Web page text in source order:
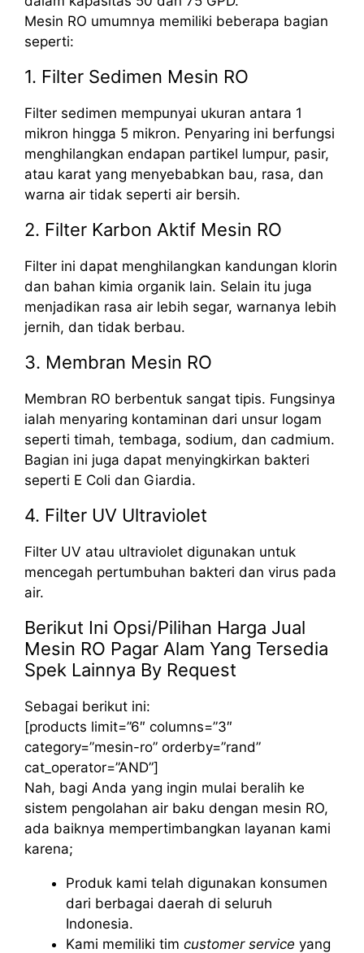
Mesin RO umumnya memiliki beberapa bagian
seperti:
1. Filter Sedimen Mesin RO
Filter sedimen mempunyai ukuran antara 1
mikron hingga 5 mikron. Penyaring ini berfungsi
menghilangkan endapan partikel lumpur, pasir,
atau karat yang menyebabkan bau, rasa, dan
warna air tidak seperti air bersih.
2. Filter Karbon Aktif Mesin RO
Filter ini dapat menghilangkan kandungan klorin
dan bahan kimia organik lain. Selain itu juga
menjadikan rasa air lebih segar, warnanya lebih
jernih, dan tidak berbau.
3. Membran Mesin RO
Membran RO berbentuk sangat tipis. Fungsinya
ialah menyaring kontaminan dari unsur logam
seperti timah, tembaga, sodium, dan cadmium.
Bagian ini juga dapat menyingkirkan bakteri
seperti E Coli dan Giardia.
4. Filter UV Ultraviolet
Filter UV atau ultraviolet digunakan untuk
mencegah pertumbuhan bakteri dan virus pada
air.
Berikut Ini Opsi/Pilihan Harga Jual
Mesin RO Pagar Alam Yang Tersedia
Spek Lainnya By Request
Sebagai berikut ini:
[products limit=”6″ columns=”3″
category=”mesin-ro” orderby=”rand”
cat_operator=”AND”]
Nah, bagi Anda yang ingin mulai beralih ke
sistem pengolahan air baku dengan mesin RO,
ada baiknya mempertimbangkan layanan kami
karena;
Produk kami telah digunakan konsumen
dari berbagai daerah di seluruh
Indonesia.
Kami memiliki tim customer service yang